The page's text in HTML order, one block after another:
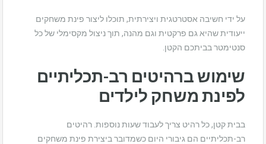
על ידי חשיבה אסטרטגית ויצירתית, תוכלו ליצור פינת משחקים
ייעודית שהיא גם פרקטית וגם מהנה, תוך ניצול מקסימלי של כל
סנטימטר בביתכם הקטן.
שימוש ברהיטים רב-תכליתיים
לפינת משחק לילדים
בבית קטן, כל רהיט צריך לעבוד שעות נוספות. רהיטים
רב-תכליתיים הם גיבורי היום כשמדובר ביצירת פינת משחקים